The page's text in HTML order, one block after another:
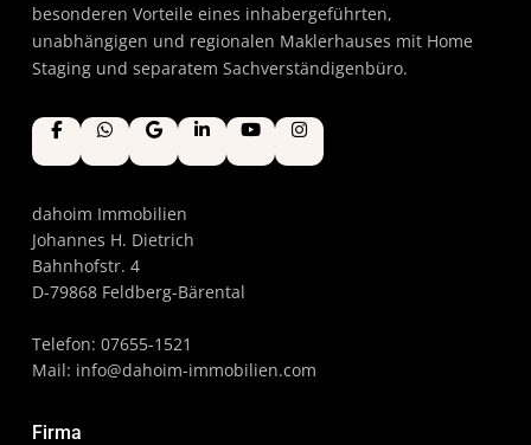
besonderen Vorteile eines inhabergeführten,
unabhängigen und regionalen Maklerhauses mit Home
Staging und separatem Sachverständigenbüro.
dahoim Immobilien
Johannes H. Dietrich
Bahnhofstr. 4
D-79868 Feldberg-Bärental
Telefon: 07655-1521
Mail: info@dahoim-immobilien.com
Firma